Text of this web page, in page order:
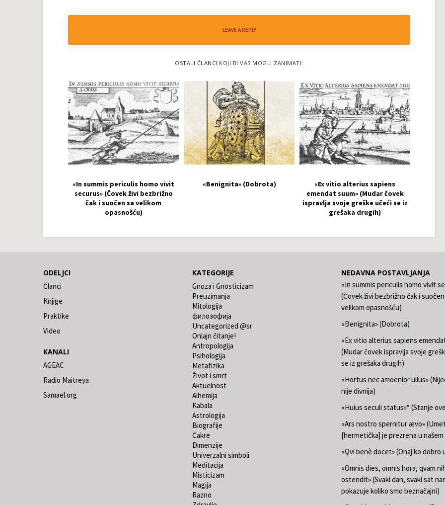
LEAVE A REPLY
OSTALI ČLANCI KOJI BI VAS MOGLI ZANIMATI:
«In summis periculis homo vivit
securus» (Čovek živi bezbrižno
čak i suočen sa velikom
opasnošću)
«Benignita» (Dobrota)
«Ex vitio alterius sapiens
emendat suum» (Mudar čovek
ispravlja svoje greške učeći se iz
grešaka drugih)
ODELJCI
Članci
Knjige
Praktike
Video
KANALI
AGEAC
Radio Maitreya
Samael.org
KATEGORIJE
Gnoza i Gnosticizam
Preuzimanja
Mitologija
филозофија
Uncategorized @sr
Onlajn čitanje!
Antropologija
Psihologija
Metafizika
Život i smrt
Aktuelnost
Alhemija
Kabala
Astrologija
Biografije
Čakre
Dimenzije
Univerzalni simboli
Meditacija
Misticizam
Magija
Razno
NEDAVNA POSTAVLJANJA
«In summis periculis homo vivit
(Čovek živi bezbrižno čak i
velikom opasnošću)
«Benignita» (Dobrota)
«Ex vitio alterius sapiens
(Mudar čovek ispravlja svoje
se iz grešaka drugih)
«Hortus nec amoenior ullus»
nije divnija)
«Huius seculi status»“ (Stanje
«Ars nostro spernitur ævo»
[hermetička] je prezrena u
«Qvi benè docet» (Onaj ko dobro
«Omnis dies, omnis hora, qvam
ostendit» (Svaki dan, svaki sat
pokazuje koliko smo beznačajni)